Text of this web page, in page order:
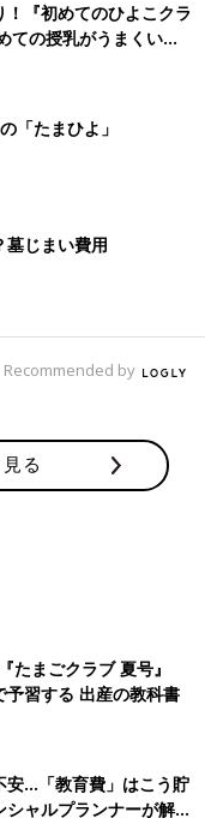
高額化しやすい傾向が
「絶対に中学から私立
通わせたい」など、
さまが多いのです。
学は無理なんじゃな
いるのは私なんだか
い返す奥さまも少な
差値の高い大学に受
るから、あなたは最
分の人生の夢をお子
けるママも。これっ
いますし、ご主人を基
をさせるか夫婦で話
子さんの進路で無理し
い事をさせたりもし
させたり、進学コー
後に回ってくること
ーション法は？
方針や教育資金のか
すこと。ただ「話し合
『初めてのひよこクラ
ての授乳がうまくい
夏のトラブル 解決テ
「たまひよ」
墓じまい費用
Recommended by
る
たまごクラブ 夏号』
予習する 出産の教科書
安…「教育費」はこう貯
ャルプランナーが解